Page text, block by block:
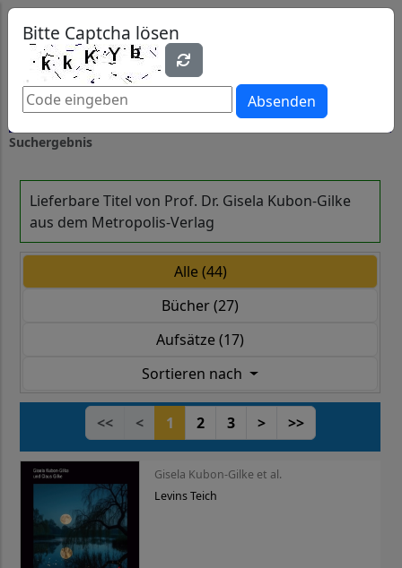
Bitte Captcha lösen
Absenden
Suchergebnis
Lieferbare Titel von Prof. Dr. Gisela Kubon-Gilke
aus dem Metropolis-Verlag
Alle (44)
Bücher (27)
Aufsätze (17)
Sortieren nach
<< < 1 2 3 > >>
Gisela Kubon-Gilke et al.
Levins Teich